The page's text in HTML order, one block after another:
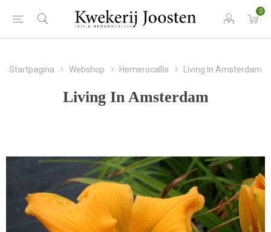
0
Startpagina Webshop Hemerocallis Living In Amsterdam
Living In Amsterdam